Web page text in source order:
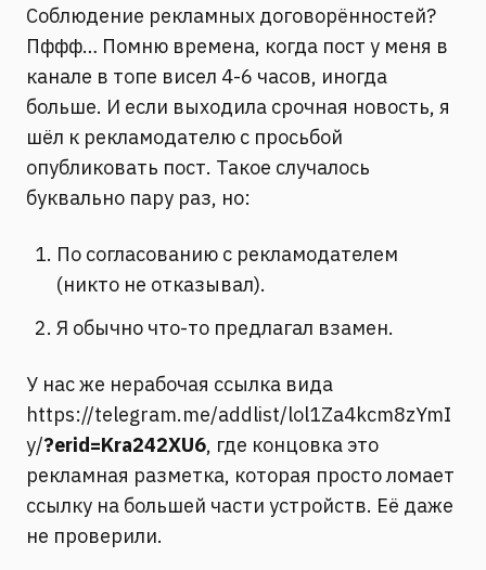
Соблюдение рекламных договорённостей?
Пффф… Помню времена, когда пост у меня в
канале в топе висел 4-6 часов, иногда
больше. И если выходила срочная новость, я
шёл к рекламодателю с просьбой
опубликовать пост. Такое случалось
буквально пару раз, но:
По согласованию с рекламодателем
(никто не отказывал).
Я обычно что-то предлагал взамен.
У нас же нерабочая ссылка вида
https://telegram.me/addlist/lol1Za4kcm8zYmI
y/?erid=Kra242XU6, где концовка это
рекламная разметка, которая просто ломает
ссылку на большей части устройств. Её даже
не проверили.